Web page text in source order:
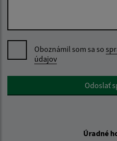
Oboznámil som sa so
údajov
Google reCaptcha ResponseOdoslať
Úradné